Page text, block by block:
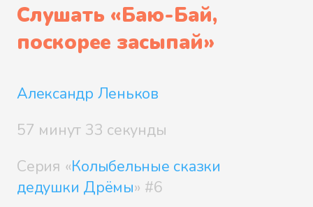
Перед сном
Звездочка сияй
Слушать «Баю-Бай,
поскорее засыпай»
Александр Леньков
57 минут 33 секунды
Серия «Колыбельные сказки
дедушки Дрёмы» #6